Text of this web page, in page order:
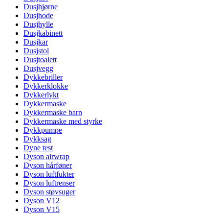
Dusjhjørne
Dusjhode
Dusjhylle
Dusjkabinett
Dusjkar
Dusjstol
Dusjtoalett
Dusjvegg
Dykkebriller
Dykkerklokke
Dykkerlykt
Dykkermaske
Dykkermaske barn
Dykkermaske med styrke
Dykkpumpe
Dykksag
Dyne test
Dyson airwrap
Dyson hårføner
Dyson luftfukter
Dyson luftrenser
Dyson støvsuger
Dyson V12
Dyson V15